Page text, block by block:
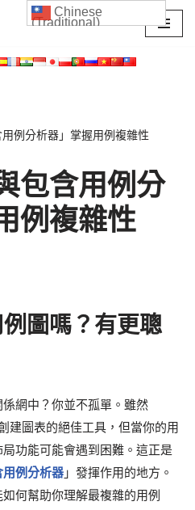
例分析器」掌握用例複雜性
包含用例分
例複雜性
圖嗎？有更聰
網中？你並不孤單。雖然
建圖表的絕佳工具，但當你的用
功能可能會遇到困難。這正是
例分析器 」發揮作用的地方。
何幫助你理解最複雜的用例
Chinese
(Traditional)